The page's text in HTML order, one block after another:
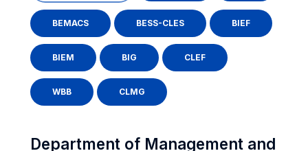
BEMACS BESS-CLES BIEF
BIEM BIG CLEF
WBB CLMG
Department of Management and